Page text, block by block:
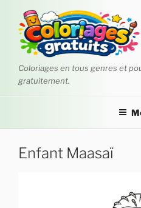
contenu
principal
Coloriages en tous genres et
gratuitement.
Enfant Maasaï